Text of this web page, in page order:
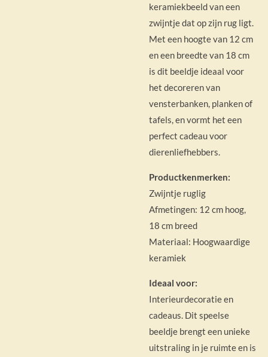
keramiekbeeld van een
zwijntje dat op zijn rug ligt.
Met een hoogte van 12 cm
en een breedte van 18 cm
is dit beeldje ideaal voor
het decoreren van
vensterbanken, planken of
tafels, en vormt het een
perfect cadeau voor
dierenliefhebbers.
Productkenmerken:
Zwijntje ruglig
Afmetingen: 12 cm hoog,
18 cm breed
Materiaal: Hoogwaardige
keramiek
Ideaal voor:
Interieurdecoratie en
cadeaus. Dit speelse
beeldje brengt een unieke
uitstraling in je ruimte en is